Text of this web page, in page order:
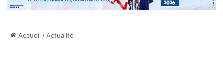
Accueil / Actualité